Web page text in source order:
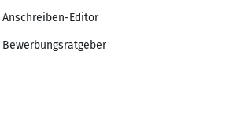
Anschreiben-Editor
Bewerbungsratgeber